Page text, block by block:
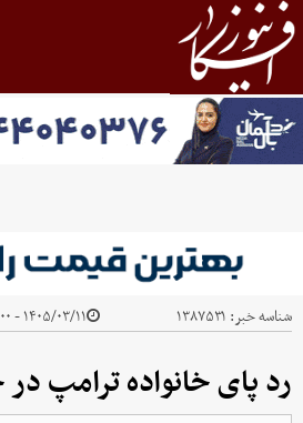
شناسه خبر: ۱۳۸۷۵۳۱ ۱۴۰۵/۰۳/۱۱ - ۰۶:۰۰
رد پای خانواده ترامپ